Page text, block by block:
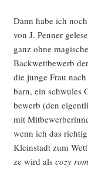
Dann habe ich
von J. Pen­ner
ganz ohne
Back­wett­be­werb
die jun­ge Frau
barn, ein schwu­les
be­werb (den
mit
wenn ich das
Klein­stadt zum
ze wird als cozy